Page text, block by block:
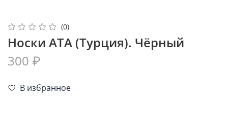
(0)
Носки ATA (Турция). Чёрный
300 ₽
В избранное